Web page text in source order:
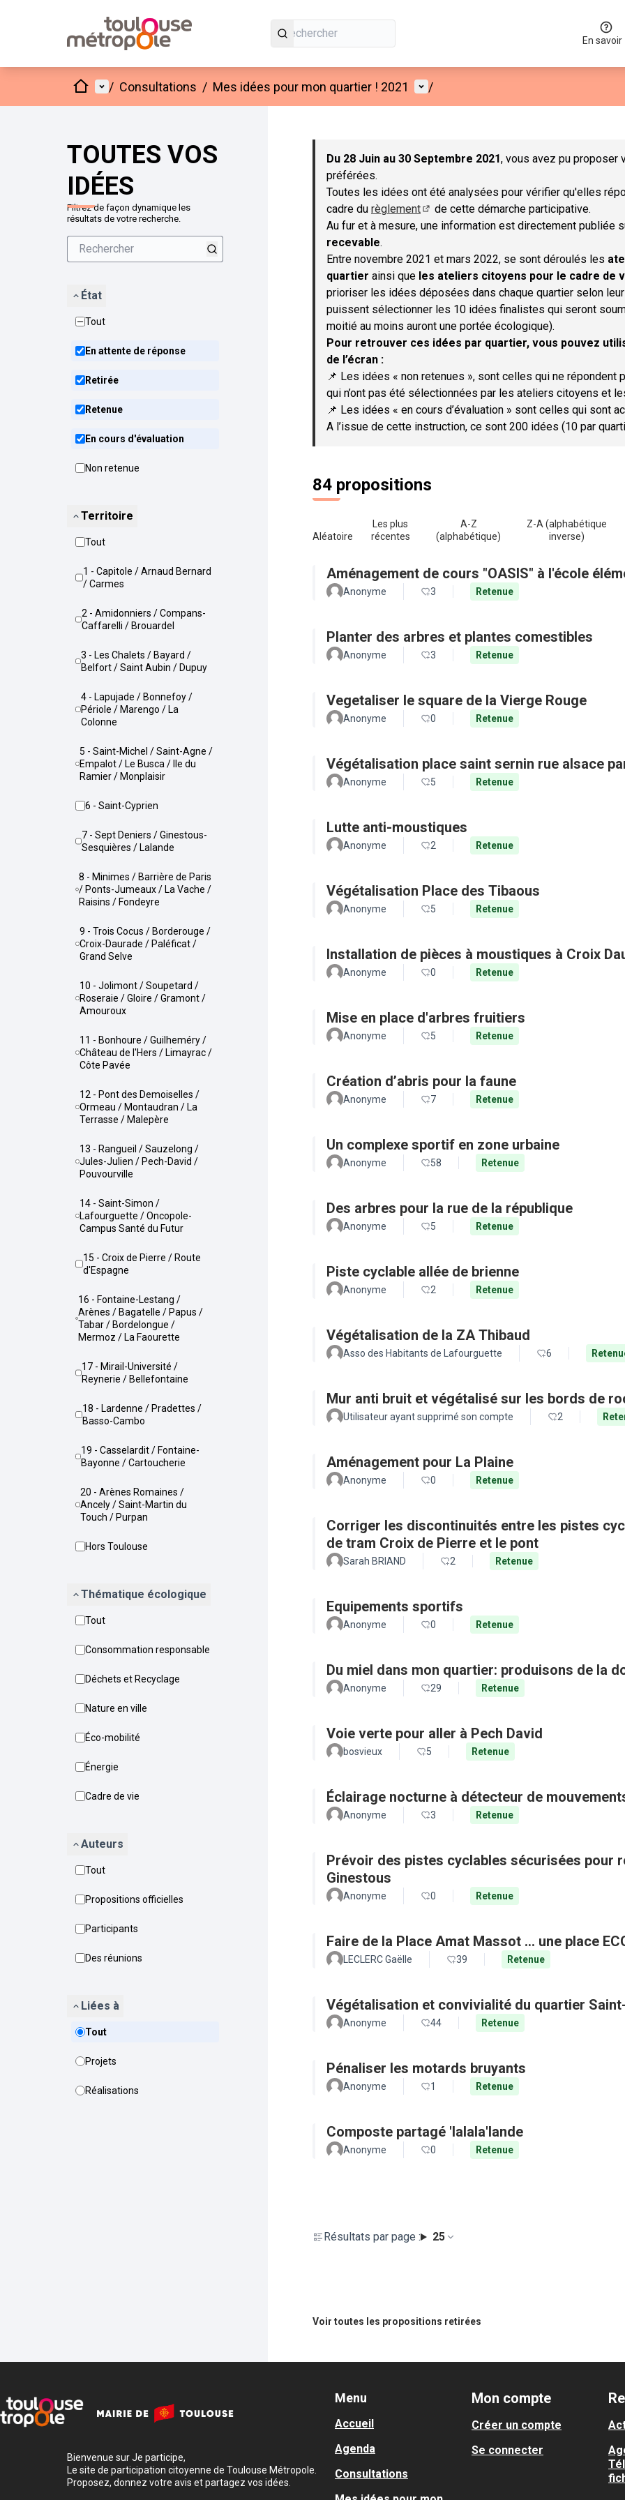
En savoir
AccueilMenu principal
/ Consultations / Mes idées pour mon quartier ! 2021 Menu utilisateur
/
TOUTES VOS
IDÉES
Filtrez de façon dynamique les
résultats de votre recherche.
État
Tout
En attente de réponse
Retirée
Retenue
En cours d'évaluation
Non retenue
Territoire
Tout
1 - Capitole / Arnaud Bernard
/ Carmes
2 - Amidonniers / Compans-
Caffarelli / Brouardel
3 - Les Chalets / Bayard /
Belfort / Saint Aubin / Dupuy
4 - Lapujade / Bonnefoy /
Périole / Marengo / La
Colonne
5 - Saint-Michel / Saint-Agne /
Empalot / Le Busca / Ile du
Ramier / Monplaisir
6 - Saint-Cyprien
7 - Sept Deniers / Ginestous-
Sesquières / Lalande
8 - Minimes / Barrière de Paris
/ Ponts-Jumeaux / La Vache /
Raisins / Fondeyre
9 - Trois Cocus / Borderouge /
Croix-Daurade / Paléficat /
Grand Selve
10 - Jolimont / Soupetard /
Roseraie / Gloire / Gramont /
Amouroux
11 - Bonhoure / Guilheméry /
Château de l'Hers / Limayrac /
Côte Pavée
12 - Pont des Demoiselles /
Ormeau / Montaudran / La
Terrasse / Malepère
13 - Rangueil / Sauzelong /
Jules-Julien / Pech-David /
Pouvourville
14 - Saint-Simon /
Lafourguette / Oncopole-
Campus Santé du Futur
15 - Croix de Pierre / Route
d'Espagne
16 - Fontaine-Lestang /
Arènes / Bagatelle / Papus /
Tabar / Bordelongue /
Mermoz / La Faourette
17 - Mirail-Université /
Reynerie / Bellefontaine
18 - Lardenne / Pradettes /
Basso-Cambo
19 - Casselardit / Fontaine-
Bayonne / Cartoucherie
20 - Arènes Romaines /
Ancely / Saint-Martin du
Touch / Purpan
Hors Toulouse
Thématique écologique
Tout
Consommation responsable
Déchets et Recyclage
Nature en ville
Éco-mobilité
Énergie
Cadre de vie
Auteurs
Tout
Propositions officielles
Participants
Des réunions
Liées à
Tout
Projets
Réalisations
Passer la carte
Du 28 Juin au 30 Septembre 2021, vous avez pu proposer
préférées.
Toutes les idées ont été analysées pour vérifier qu'elles
cadre du règlement
(S'ouvre dans un nouvel onglet)
de cette démarche participative.
Au fur et à mesure, une information est directement publiée
recevable.
Entre novembre 2021 et mars 2022, se sont déroulés les
quartier ainsi que les ateliers citoyens pour le cadre de
prioriser les idées déposées dans chaque quartier selon
puissent sélectionner les 10 idées finalistes qui seront
moitié au moins auront une portée écologique).
Pour retrouver ces idées par quartier, vous pouvez
de l’écran :
📌 Les idées « non retenues », sont celles qui ne
qui n’ont pas été sélectionnées par les ateliers citoyens et
📌 Les idées « en cours d’évaluation » sont celles qui sont
A l’issue de cette instruction, ce sont 200 idées (10 par
84 propositions
Aléatoire
Les plus
récentes
A-Z
(alphabétique)
Z-A (alphabétique
inverse)
Aménagement de cours "OASIS" à l'école
Anonyme 3 Retenue
Planter des arbres et plantes comestibles
Anonyme 3 Retenue
Vegetaliser le square de la Vierge Rouge
Anonyme 0 Retenue
Végétalisation place saint sernin rue alsace
Anonyme 5 Retenue
Lutte anti-moustiques
Anonyme 2 Retenue
Végétalisation Place des Tibaous
Anonyme 5 Retenue
Installation de pièces à moustiques à Croix
Anonyme 0 Retenue
Mise en place d'arbres fruitiers
Anonyme 5 Retenue
Création d’abris pour la faune
Anonyme 7 Retenue
Un complexe sportif en zone urbaine
Anonyme 58 Retenue
Des arbres pour la rue de la république
Anonyme 5 Retenue
Piste cyclable allée de brienne
Anonyme 2 Retenue
Végétalisation de la ZA Thibaud
Asso des Habitants de Lafourguette 6
Mur anti bruit et végétalisé sur les bords de
Utilisateur ayant supprimé son compte 2
Aménagement pour La Plaine
Anonyme 0 Retenue
Corriger les discontinuités entre les pistes
de tram Croix de Pierre et le pont
Sarah BRIAND 2 Retenue
Equipements sportifs
Anonyme 0 Retenue
Du miel dans mon quartier: produisons de la
Anonyme 29 Retenue
Voie verte pour aller à Pech David
bosvieux 5 Retenue
Éclairage nocturne à détecteur de
Anonyme 3 Retenue
Prévoir des pistes cyclables sécurisées pour
Ginestous
Anonyme 0 Retenue
Faire de la Place Amat Massot ... une place
LECLERC Gaëlle 39 Retenue
Végétalisation et convivialité du quartier
Anonyme 44 Retenue
Pénaliser les motards bruyants
Anonyme 1 Retenue
Composte partagé 'lalala'lande
Anonyme 0 Retenue
Résultats par page : 25
Voir toutes les propositions retirées
Bienvenue sur Je participe,
Le site de participation citoyenne de Toulouse Métropole.
Proposez, donnez votre avis et partagez vos idées.
Menu
Accueil
Agenda
Consultations
Mon compte
Créer un compte
Se connecter